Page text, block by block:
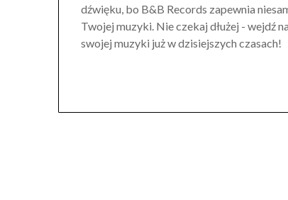
dźwięku, bo B&B Records zapewnia
Twojej muzyki. Nie czekaj dłużej - wejdź
swojej muzyki już w dzisiejszych czasach!